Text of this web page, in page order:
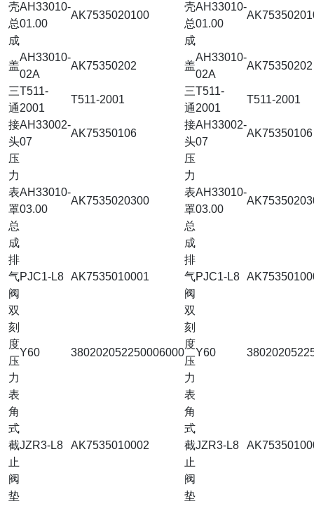
壳
总
成
AH33010-
01.00
AK7535020100
壳
总
成
AH33010-
01.00
盖
AH33010-
02A
AK75350202 盖
AH33010-
02A
AK75350202
三
通
T511-
2001
T511-2001
三
通
T511-
2001
T511-2001
接
头
AH33002-
07
AK75350106
接
头
AH33002-
07
AK75350106
压
力
表
罩
总
成
AH33010-
03.00
AK7535020300
压
力
表
罩
总
成
AH33010-
03.00
排
气
阀
PJC1-L8 AK7535010001
排
气
阀
PJC1-L8
双
刻
度
压
力
表
Y60 380202052250006000
双
刻
度
压
力
表
Y60
角
式
截
止
阀
JZR3-L8 AK7535010002
角
式
截
止
阀
JZR3-L8
垫
垫